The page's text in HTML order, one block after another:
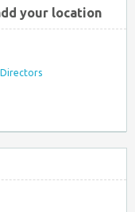
your location
Directors